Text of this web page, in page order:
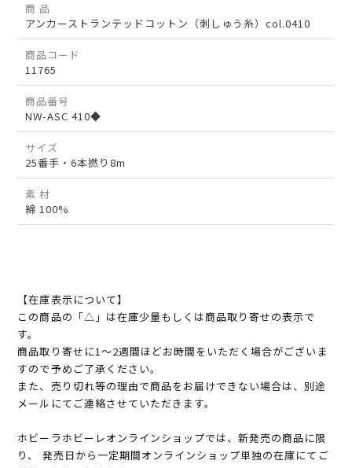
商 品
アンカーストランテッドコットン（刺しゅう糸）col.0410
商品コード
11765
商品番号
NW-ASC 410◆
サイズ
25番手・6本撚り8m
素 材
綿 100%
【在庫表示について】
この商品の「△」は在庫少量もしくは商品取り寄せの表示で
す。
商品取り寄せに1～2週間ほどお時間をいただく場合がございま
すので予めご了承ください。
また、売り切れ等の理由で商品をお届けできない場合は、別途
メールにてご連絡させていただきます。
ホビーラホビーレオンラインショップでは、新発売の商品に限
り、 発売日から一定期間オンラインショップ単独の在庫にてご